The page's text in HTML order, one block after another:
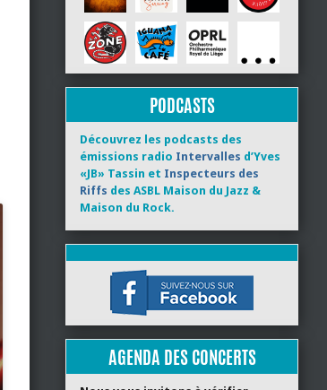
PODCASTS
Découvrez les podcasts des
émissions radio Intervalles d’Yves
«JB» Tassin et Inspecteurs des
Riffs des ASBL Maison du Jazz &
Maison du Rock.
AGENDA DES CONCERTS